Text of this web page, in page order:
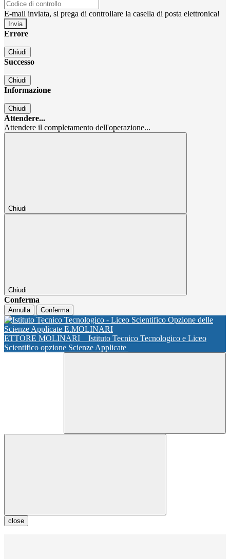
E-mail inviata, si prega di controllare la casella di posta elettronica!
Errore
Chiudi
Successo
Chiudi
Informazione
Chiudi
Attendere...
Attendere il completamento dell'operazione...
Chiudi
Chiudi
Conferma
Annulla Conferma
ETTORE MOLINARI
Istituto Tecnico Tecnologico e Liceo
Scientifico opzione Scienze Applicate
close